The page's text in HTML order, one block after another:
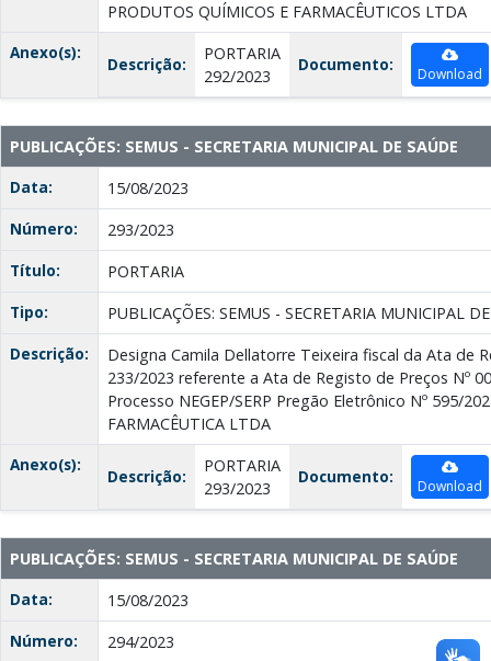
PRODUTOS QUÍMICOS E FARMACÊUTICOS LTDA
Anexo(s):
Descrição:
PORTARIA
292/2023
Documento: Download
PUBLICAÇÕES: SEMUS - SECRETARIA MUNICIPAL DE SAÚDE
Data:
15/08/2023
Número:
293/2023
Título:
PORTARIA
Tipo:
PUBLICAÇÕES: SEMUS - SECRETARIA MUNICIPAL
Descrição:
Designa Camila Dellatorre Teixeira fiscal da Ata de
233/2023 referente a Ata de Registo de Preços Nº
Processo NEGEP/SERP Pregão Eletrônico Nº 595/
FARMACÊUTICA LTDA
Anexo(s):
Descrição:
PORTARIA
293/2023
Documento: Download
PUBLICAÇÕES: SEMUS - SECRETARIA MUNICIPAL DE SAÚDE
Data:
15/08/2023
Número:
294/2023